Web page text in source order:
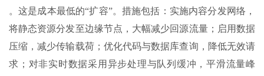
。这是成本最低的“扩容”。措施包括：实施内容分发网络，
将静态资源分发至边缘节点，大幅减少回源流量；启用数据
压缩，减少传输载荷；优化代码与数据库查询，降低无效请
求；对非实时数据采用异步处理与队列缓冲，平滑流量峰